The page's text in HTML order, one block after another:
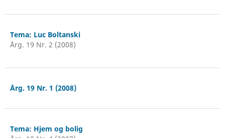
Tema: Luc Boltanski
Årg. 19 Nr. 2 (2008)
Årg. 19 Nr. 1 (2008)
Tema: Hjem og bolig